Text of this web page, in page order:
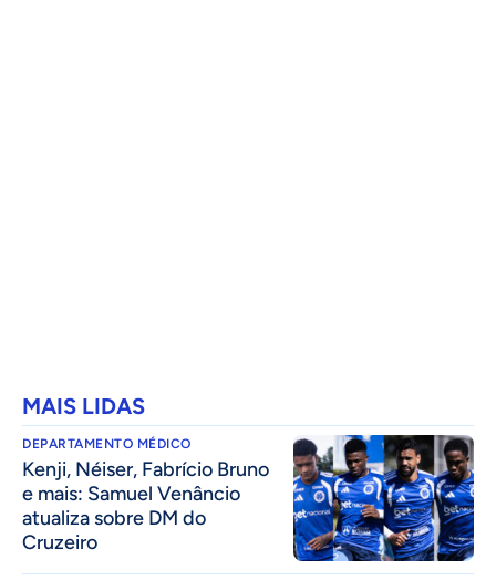
MAIS LIDAS
DEPARTAMENTO MÉDICO
Kenji, Néiser, Fabrício Bruno
e mais: Samuel Venâncio
atualiza sobre DM do
Cruzeiro